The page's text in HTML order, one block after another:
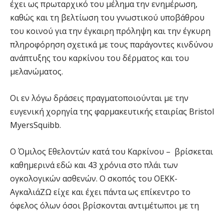
έχει ως πρωταρχικό του μέλημα την ενημέρωση,
καθώς και τη βελτίωση του γνωστικού υποβάθρου
του κοινού για την έγκαιρη πρόληψη και την έγκυρη
πληροφόρηση σχετικά με τους παράγοντες κινδύνου
ανάπτυξης του καρκίνου του δέρματος και του
μελανώματος.
Οι εν λόγω δράσεις πραγματοποιούνται με την
ευγενική χορηγία της φαρμακευτικής εταιρίας Bristol
MyersSquibb.
Ο Όμιλος Εθελοντών κατά του Καρκίνου – βρίσκεται
καθημερινά εδώ και 43 χρόνια στο πλάι των
ογκολογικών ασθενών. Ο σκοπός του ΟΕΚΚ-
ΑγκαλιάΖΩ είχε και έχει πάντα ως επίκεντρο το
όφελος όλων όσοι βρίσκονται αντιμέτωποι με τη